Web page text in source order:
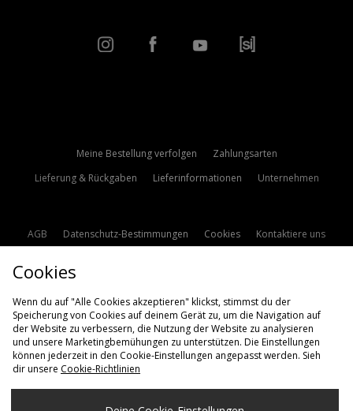
Meine Bestellung verfolgen
Zahlungsarten
Lieferung & Rückgaben
Lieferinformationen Unternehmen
AGB Datenschutz-Bestimmungen Cookies
Kontaktiere uns
Lieferung Nach
Cookies
Wenn du auf "Alle Cookies akzeptieren" klickst, stimmst du der
Speicherung von Cookies auf deinem Gerät zu, um die Navigation auf
der Website zu verbessern, die Nutzung der Website zu analysieren
und unsere Marketingbemühungen zu unterstützen. Die Einstellungen
können jederzeit in den Cookie-Einstellungen angepasst werden. Sieh
dir unsere Cookie-Richtlinien